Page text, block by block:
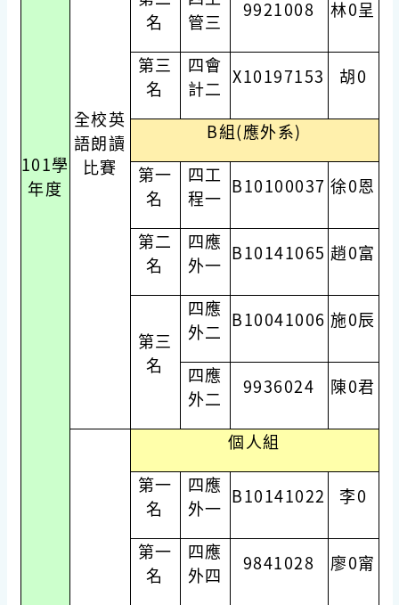
101學
年度
全校英
語朗讀
比賽
名
管三
9921008 林0呈
第三
名
四會
計二
X10197153 胡0
B組(應外系)
第一
名
四工
程一
B10100037 徐0恩
第二
名
四應
外一
B10141065 趙0富
第三
名
四應
外二
B10041006 施0辰
四應
外二
9936024 陳0君
個人組
第一
名
四應
外一
B10141022 李0
第一
名
四應
外四
9841028 廖0甯